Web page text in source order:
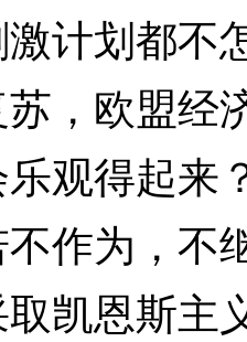
计划都不
，欧盟经
观得起来
作为，不
凯恩斯主